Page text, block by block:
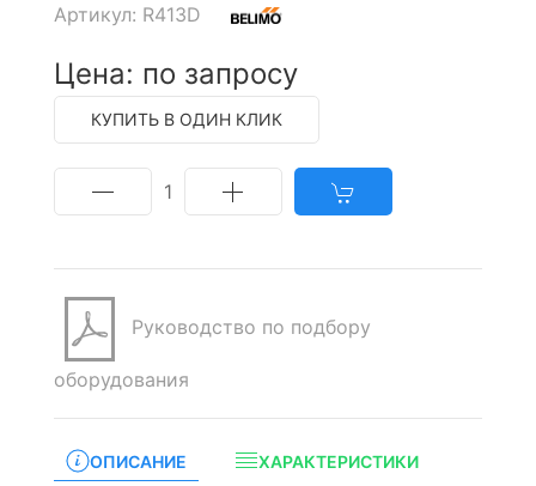
Артикул: R413D
Цена: по запросу
КУПИТЬ В ОДИН КЛИК
1
Руководство по подбору
оборудования
ОПИСАНИЕ
ХАРАКТЕРИСТИКИ